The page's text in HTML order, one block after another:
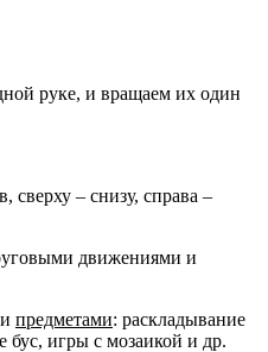
руке, и вращаем их один
сверху – снизу, справа –
движениями и
предметами: раскладывание
бус, игры с мозаикой и др.